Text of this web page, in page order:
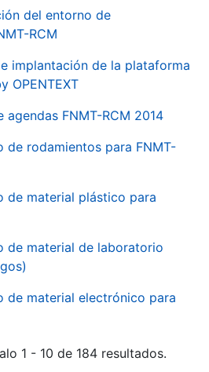
del entorno de
RCM
implantación de la plataforma
OPENTEXT
agendas FNMT-RCM 2014
de rodamientos para FNMT-
de material plástico para
de material de laboratorio
de material electrónico para
1 - 10 de 184 resultados.